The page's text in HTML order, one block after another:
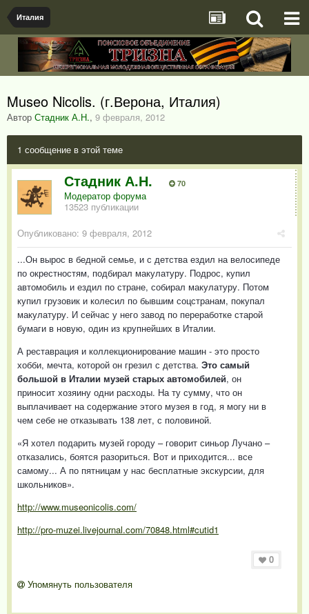
Италия
Museo Nicolis. (г.Верона, Италия)
Автор Стадник А.Н., 9 февраля, 2012
1 сообщение в этой теме
Стадник А.Н. 70
Модератор форума
13523 публикации
Опубликовано: 9 февраля, 2012
...Он вырос в бедной семье, и с детства ездил на велосипеде
по окрестностям, подбирал макулатуру. Подрос, купил
автомобиль и ездил по стране, собирал макулатуру. Потом
купил грузовик и колесил по бывшим соцстранам, покупал
макулатуру. И сейчас у него завод по переработке старой
бумаги в новую, один из крупнейших в Италии.
А реставрация и коллекционирование машин - это просто
хобби, мечта, которой он грезил с детства. Это самый
большой в Италии музей старых автомобилей, он
приносит хозяину одни расходы. На ту сумму, что он
выплачивает на содержание этого музея в год, я могу ни в
чем себе не отказывать 138 лет, с половиной.
«Я хотел подарить музей городу – говорит синьор Лучано –
отказались, боятся разориться. Вот и приходится... все
самому... А по пятницам у нас бесплатные экскурсии, для
школьников».
http://www.museonicolis.com/
http://pro-muzei.livejournal.com/70848.html#cutid1
0
Упомянуть пользователя